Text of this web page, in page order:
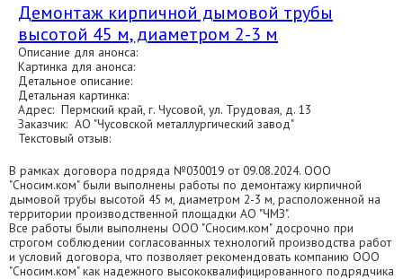
Демонтаж кирпичной дымовой трубы
высотой 45 м, диаметром 2-3 м
Описание для анонса:
Картинка для анонса:
Детальное описание:
Детальная картинка:
Адрес: Пермский край, г. Чусовой, ул. Трудовая, д. 13
Заказчик: АО "Чусовской металлургический завод"
Текстовый отзыв:
В рамках договора подряда №030019 от 09.08.2024. ООО
"Сносим.ком" были выполнены работы по демонтажу кирпичной
дымовой трубы высотой 45 м, диаметром 2-3 м, расположенной на
территории производственной площадки АО "ЧМЗ".
Все работы были выполнены ООО "Сносим.ком" досрочно при
строгом соблюдении согласованных технологий производства работ
и условий договора, что позволяет рекомендовать компанию ООО
"Сносим.ком" как надежного высококвалифицированного подрядчика